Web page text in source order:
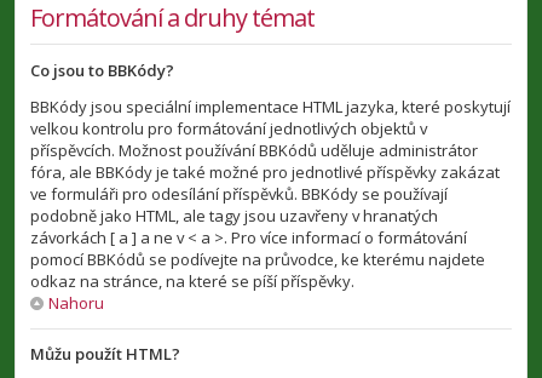
Formátování a druhy témat
Co jsou to BBKódy?
BBKódy jsou speciální implementace HTML jazyka, které poskytují
velkou kontrolu pro formátování jednotlivých objektů v
příspěvcích. Možnost používání BBKódů uděluje administrátor
fóra, ale BBKódy je také možné pro jednotlivé příspěvky zakázat
ve formuláři pro odesílání příspěvků. BBKódy se používají
podobně jako HTML, ale tagy jsou uzavřeny v hranatých
závorkách [ a ] a ne v < a >. Pro více informací o formátování
pomocí BBKódů se podívejte na průvodce, ke kterému najdete
odkaz na stránce, na které se píší příspěvky.
Nahoru
Můžu použít HTML?